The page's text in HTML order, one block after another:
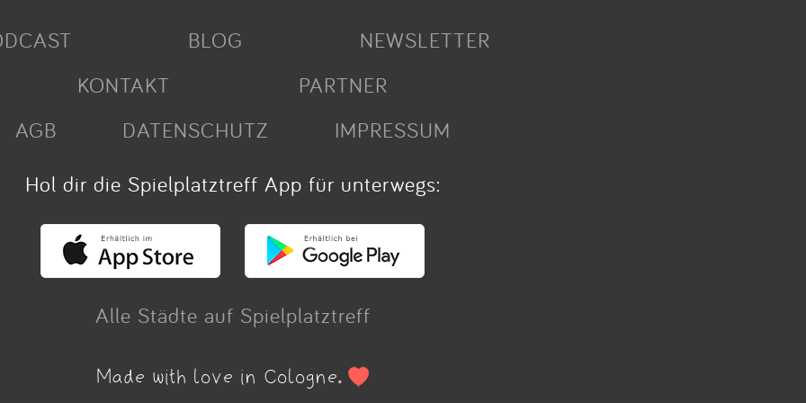
BLOG
NEWSLETTER
KONTAKT
PARTNER
AGB
DATENSCHUTZ
IMPRESSUM
Hol dir die Spielplatztreff App für unterwegs:
Alle Städte auf Spielplatztreff
Made with love in Cologne.